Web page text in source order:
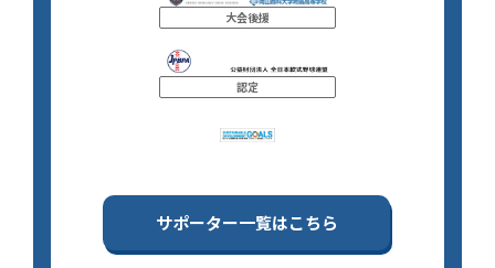
大会後援
認定
サポーター一覧はこちら